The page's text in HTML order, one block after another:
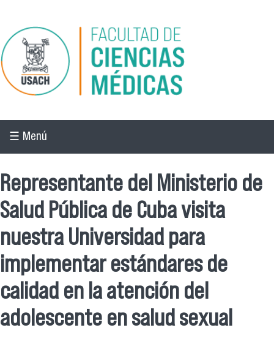
Pasar al contenido principal
☰ Menú
Representante del Ministerio de
Salud Pública de Cuba visita
nuestra Universidad para
implementar estándares de
calidad en la atención del
adolescente en salud sexual